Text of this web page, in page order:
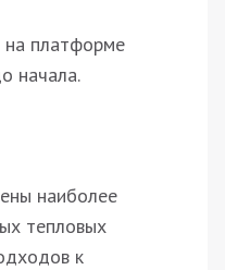
на платформе
начала.
наиболее
тепловых
к